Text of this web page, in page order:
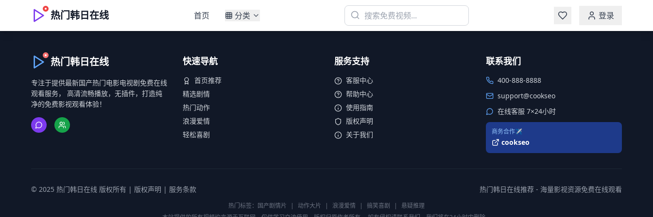
热门韩日在线 首页 分类 登录
热门韩日在线
专注于提供最新国产热门电影电视剧免费在线
观看服务， 高清流畅播放，无插件，打造纯
净的免费影视观看体验！
快速导航
首页推荐
精选剧情
热门动作
浪漫爱情
轻松喜剧
服务支持
客服中心
帮助中心
使用指南
版权声明
关于我们
联系我们
400-888-8888
support@cookseo
在线客服 7×24小时
商务合作✈️
cookseo
© 2025 热门韩日在线 版权所有 | 版权声明 | 服务条款 热门韩日在线推荐 - 海量影视资源免费在线观看
热门标签： 国产剧情片 | 动作大片 | 浪漫爱情 | 搞笑喜剧 |
悬疑推理